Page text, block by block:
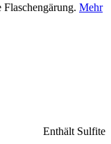
Mehr
Enthält Sulfite